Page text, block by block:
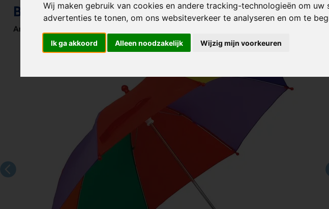
Wij maken gebruik van cookies en andere tracking-technologieën om
advertenties te tonen, om ons websiteverkeer te analyseren en om te
Ik ga akkoord Alleen noodzakelijk Wijzig mijn voorkeuren
Bambi Kinderparaplu | Eva Handvat | Bedrukt
Artikelnummer: